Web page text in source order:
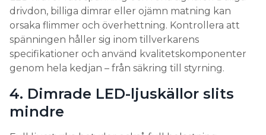
funkat”. Man vet helt enkelt inte och blandar ofta
bortkorten. Ta exemplet att en linjär dimringkurva
inte har någonting med AM eller PWM att göra.
– Sen har vi slutkunden som vill byta ut sin armatur.
Då har man kanske en dimmer som köptes för
några år sedan som inte fungerar med den
armaturen. Många kanske reagerar med ”vad är det
här för jäkla skit-lampa” Men det är kanske inte
armaturen utan dimmern man måste kolla på.
drivdon, billiga dimrar eller ojämn matning kan
orsaka flimmer och överhettning. Kontrollera att
spänningen håller sig inom tillverkarens
specifikationer och använd kvalitetskomponenter
genom hela kedjan – från säkring till styrning.
4. Dimrade LED-ljuskällor slits
mindre